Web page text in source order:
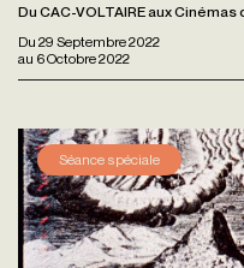
Du 29 Septembre 2022
au 6 Octobre 2022
Du CAC-VOLTAIRE aux
Séance spéciale